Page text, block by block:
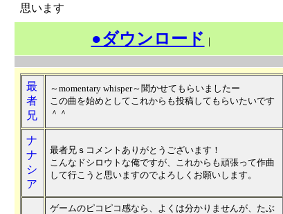
思います
●ダウンロード ｜
最
者
兄
～momentary whisper～聞かせてもらいましたー
この曲を始めとしてこれからも投稿してもらいたいです
＾＾
ナ
ナ
シ
ア
最者兄ｓコメントありがとうございます！
こんなドシロウトな俺ですが、これからも頑張って作曲
して行こうと思いますのでよろしくお願いします。
ゲームのピコピコ感なら、よくは分かりませんが、たぶ